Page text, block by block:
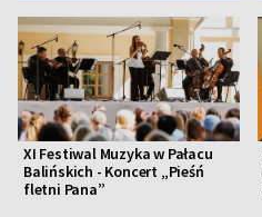
XI Festiwal Muzyka w Pałacu
Balińskich - Koncert „Pieśń
fletni Pana”